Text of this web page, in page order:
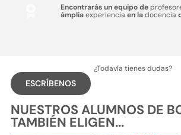
Encontrarás un equipo de
ámpliaexperiencia en ladocencia
¿Todavía tienes dudas?
ESCRÍBENOS
NUESTROS ALUMNOS DE
TAMBIÉN ELIGEN...